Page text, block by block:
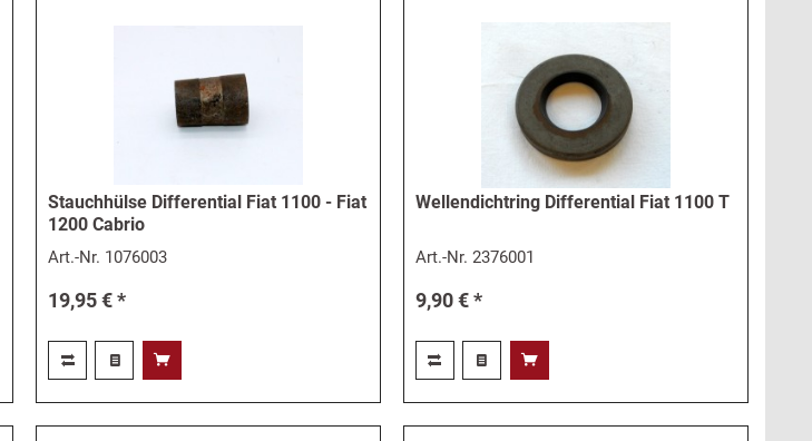
Stauchhülse Differential Fiat 1100 - Fiat
1200 Cabrio
Art.-Nr. 1076003
19,95 € *
Wellendichtring Differential Fiat 1100 T
Art.-Nr. 2376001
9,90 € *